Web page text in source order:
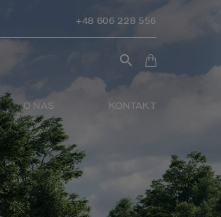
+48 606 228 556
O NAS KONTAKT